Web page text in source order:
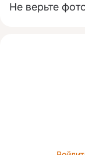
Не верьте